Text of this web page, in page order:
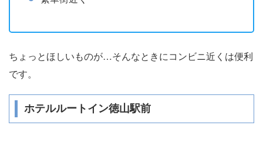
ちょっとほしいものが…そんなときにコンビニ近くは便利
です。
ホテルルートイン徳山駅前